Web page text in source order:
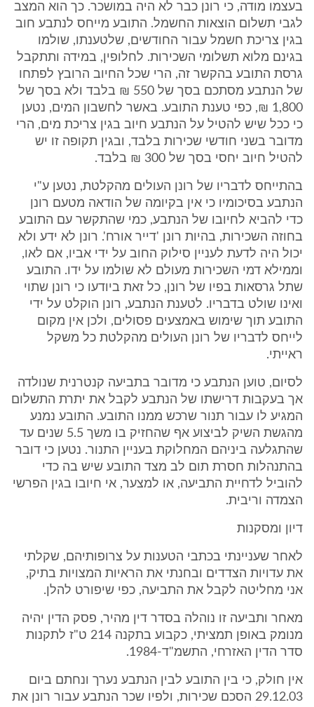
בעצמו מודה, כי רונן כבר לא היה במושכר. כך הוא המצב
לגבי תשלום הוצאות החשמל. התובע מייחס לנתבע חוב
בגין צריכת חשמל עבור החודשים, שלטענתו, שולמו
בגינם מלוא תשלומי השכירות. לחלופין, במידה ותתקבל
גרסת התובע בהקשר זה, הרי שכל החיוב הרובץ לפתחו
של הנתבע מסתכם בסך של 550 ₪ בלבד ולא בסך של
1,800 ₪, כפי טענת התובע. באשר לחשבון המים, נטען
כי ככל שיש להטיל על הנתבע חיוב בגין צריכת מים, הרי
מדובר בשני חודשי שכירות בלבד, ובגין תקופה זו יש
להטיל חיוב יחסי בסך של 300 ₪ בלבד.
בהתייחס לדבריו של רונן העולים מהקלטת, נטען ע"י
הנתבע בסיכומיו כי אין בקיומה של הודאה מטעם רונן
כדי להביא לחיובו של הנתבע, כמי שהתקשר עם התובע
בחוזה השכירות, בהיות רונן 'דייר אורח'. רונן לא ידע ולא
יכול היה לדעת לעניין סילוק החוב על ידי אביו, אם לאו,
וממילא דמי השכירות מעולם לא שולמו על ידו. התובע
שתל גרסאות בפיו של רונן, כל זאת ביודעו כי רונן שתוי
ואינו שולט בדבריו. לטענת הנתבע, רונן הוקלט על ידי
התובע תוך שימוש באמצעים פסולים, ולכן אין מקום
לייחס לדבריו של רונן העולים מהקלטת כל משקל
ראייתי.
לסיום, טוען הנתבע כי מדובר בתביעה קנטרנית שנולדה
אך בעקבות דרישתו של הנתבע לקבל את יתרת התשלום
המגיע לו עבור תנור שרכש ממנו התובע. התובע נמנע
מהגשת השיק לביצוע אף שהחזיק בו משך 5.5 שנים עד
שהתגלעה ביניהם המחלוקת בעניין התנור. נטען כי דובר
בהתנהלות חסרת תום לב מצד התובע שיש בה כדי
להוביל לדחיית התביעה, או למצער, אי חיובו בגין הפרשי
הצמדה וריבית.
דיון ומסקנות
לאחר שעניינתי בכתבי הטענות על צרופותיהם, שקלתי
את עדויות הצדדים ובחנתי את הראיות המצויות בתיק,
אני מחליטה לקבל את התביעה, כפי שיפורט להלן.
מאחר ותביעה זו נוהלה בסדר דין מהיר, פסק הדין יהיה
מנומק באופן תמציתי, כקבוע בתקנה 214 ט"ז לתקנות
סדר הדין האזרחי, התשמ"ד-1984.
אין חולק, כי בין התובע לבין הנתבע נערך ונחתם ביום
29.12.03 הסכם שכירות, ולפיו שכר הנתבע עבור רונן את